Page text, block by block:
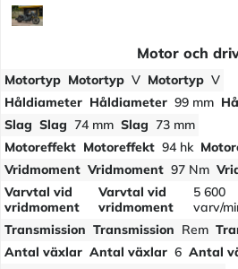
Motor och
Motortyp Motortyp V Motortyp V
Håldiameter Håldiameter 99 mm
Slag Slag 74 mm Slag 73 mm
Motoreffekt Motoreffekt 94 hk
Vridmoment Vridmoment 97 Nm
Varvtal vid
vridmoment
Varvtal vid
vridmoment
5 600
varv/
Transmission Transmission Rem
Antal växlar Antal växlar 6 Antal